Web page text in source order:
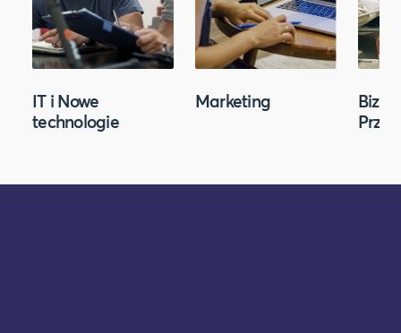
IT i Nowe
technologie
Marketing